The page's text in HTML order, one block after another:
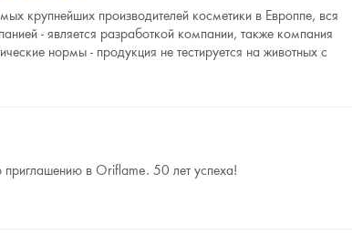
крупнейших производителей косметики в Европпе, вся
- является разработкой компании, также компания
нормы - продукция не тестируется на животных с
в Oriflame. 50 лет успеха!